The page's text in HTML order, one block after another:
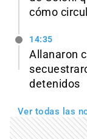
cómo
14:35
Allanaron
detenidos
Ver todas las